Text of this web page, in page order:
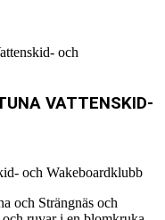
och
VATTENSKID-
och Strängnäs och